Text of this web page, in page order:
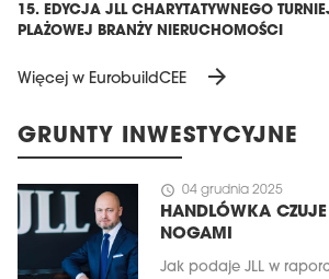
15. EDYCJA JLL CHARYTATYWNEGO
PLAŻOWEJ BRANŻY NIERUCHOMOŚCI
Więcej w EurobuildCEE arrow_forward
GRUNTY INWESTYCYJNE
schedule 04 grudnia 2025
HANDLÓWKA
NOGAMI
Jak podaje JLL w